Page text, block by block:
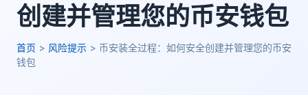
创建并管理您的币安钱包
首页 > 风险提示 > 币安装全过程：如何安全创建并管理您的币安
钱包